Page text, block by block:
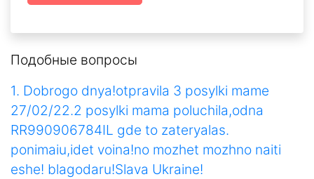
Подобные вопросы
1. Dobrogo dnya!otpravila 3 posylki mame
27/02/22.2 posylki mama poluchila,odna
RR990906784IL gde to zateryalas.
ponimaiu,idet voina!no mozhet mozhno naiti
eshe! blagodaru!Slava Ukraine!